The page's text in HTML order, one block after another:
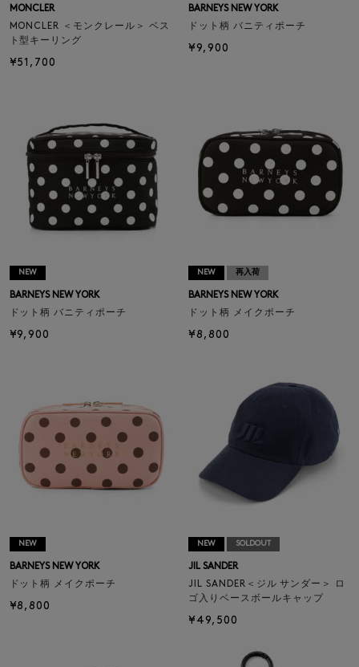
MONCLER
MONCLER ＜モンクレール＞ ベス
ト型キーリング
¥51,700
BARNEYS NEW YORK
ドット柄 バニティポーチ
¥9,900
NEW
BARNEYS NEW YORK
ドット柄 バニティポーチ
¥9,900
NEW 再入荷
BARNEYS NEW YORK
ドット柄 メイクポーチ
¥8,800
NEW
BARNEYS NEW YORK
ドット柄 メイクポーチ
¥8,800
NEW SOLDOUT
JIL SANDER
JIL SANDER＜ジル サンダー＞ ロ
ゴ入りベースボールキャップ
¥49,500